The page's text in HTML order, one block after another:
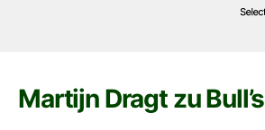
Martijn Dragt zu Bull’s